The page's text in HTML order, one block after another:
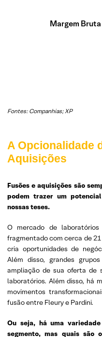
Margem
Fontes: Companhias; XP
A Opcionalidade
Aquisições
Fusões e aquisições são
podem trazer um
nossas teses.
O mercado de
fragmentado com cerca de
cria oportunidades de
Além disso, grandes
ampliação de sua oferta de
laboratórios. Além disso, há
movimentos
fusão entre Fleury e Pardini.
Ou seja, há uma
segmento, mas quais são